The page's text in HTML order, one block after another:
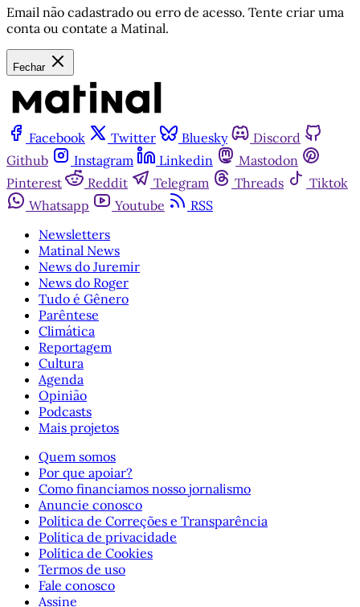
Email não cadastrado ou erro de acesso. Tente criar uma
conta ou contate a Matinal.
Fechar
Facebook Twitter Bluesky
Discord
Github
Instagram Linkedin
Mastodon
Pinterest
Reddit Telegram Threads
Tiktok
Whatsapp
Youtube
RSS
Newsletters
Matinal News
News do Juremir
News do Roger
Tudo é Gênero
Parêntese
Climática
Reportagem
Cultura
Agenda
Opinião
Podcasts
Mais projetos
Quem somos
Por que apoiar?
Como financiamos nosso jornalismo
Anuncie conosco
Política de Correções e Transparência
Política de privacidade
Política de Cookies
Termos de uso
Fale conosco
Assine